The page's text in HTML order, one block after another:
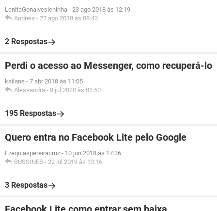
LenitaGonalvesleninha - 23 ago 2018 às 12:19
Andreia - 27 ago 2018 às 08:43
2 Respostas
Perdi o acesso ao Messenger, como recuperá-lo
kailane - 7 abr 2018 às 11:05
Alessandra - 8 jul 2020 às 01:50
195 Respostas
Quero entra no Facebook Lite pelo Google
Ezequiaspereiracruz - 10 jun 2018 às 17:36
BUSSINES - 22 jul 2019 às 13:16
3 Respostas